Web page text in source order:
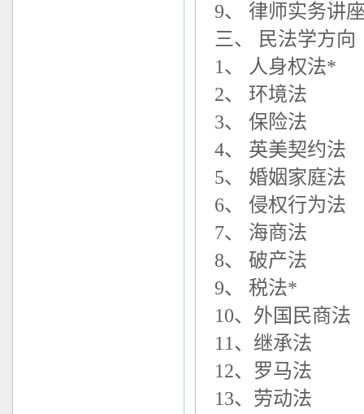
9、 律师实务讲
三、 民法学方向
1、 人身权法*
2、 环境法
3、 保险法
4、 英美契约法
5、 婚姻家庭法
6、 侵权行为法
7、 海商法
8、 破产法
9、 税法*
10、外国民商法
11、继承法
12、罗马法
13、劳动法